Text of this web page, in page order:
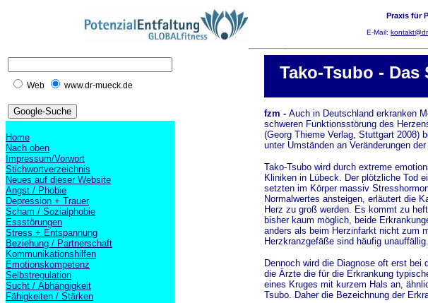
Praxis für
E-Mail:
Web www.dr-mueck.de
Home
Nach oben
Impressum/Vorwort
Stichwortverzeichnis
Neues auf dieser Website
Angst / Phobie
Depression + Trauer
Scham / Sozialphobie
Essstörungen
Stress + Entspannung
Beziehung / Partnerschaft
Kommunikationshilfen
Emotionskompetenz
Selbstregulation
Sucht / Abhängigkeit
Fähigkeiten / Stärken
Tako-Tsubo -
fzm - Auch in Deutschland erkranken
schweren Funktionsstörung des
(Georg Thieme Verlag, Stuttgart 2008)
unter Umständen an Veränderungen
Tako-Tsubo wird durch extreme
Kliniken in Lübeck. Der plötzliche Tod
setzten im Körper massiv
Normalwertes ansteigen, erläutert die
Herz zu groß werden. Es kommt zu
bisher kaum möglich, beide
anders als beim Herzinfarkt nicht zum
Herzkranzgefäße sind häufig
Dennoch wird die Diagnose oft erst bei
die Ärzte die für die Erkrankung
eines Kruges mit kurzem Hals an,
Tsubo. Daher die Bezeichnung der